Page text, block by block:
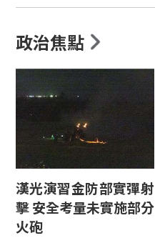
政治焦點
漢光演習金防部實彈射
擊 安全考量未實施部分
火砲